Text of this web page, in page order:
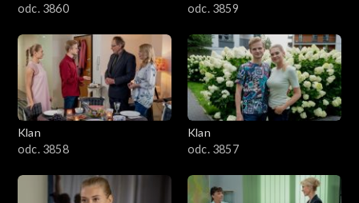
odc. 3860
odc. 3859
Klan
odc. 3858
Klan
odc. 3857